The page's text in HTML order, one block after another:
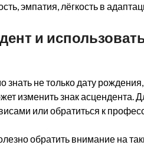
эмпатия, лёгкость в
и
не только дату
изменить знак асцендента.
или обратиться к
обратить внимание на